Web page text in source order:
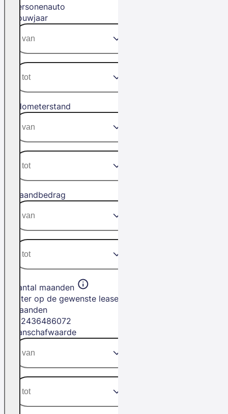
Personenauto
Bouwjaar
Kilometerstand
Maandbedrag
Aantal maanden
Filter op de gewenste leasetermijn in
maanden
2436486072
Aanschafwaarde